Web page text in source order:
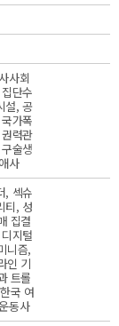
사회
단수
설, 공
가폭
력관
술생
애사
, 섹슈
티, 성
집결
지털
니즘,
인 기
트롤
국 여
동사